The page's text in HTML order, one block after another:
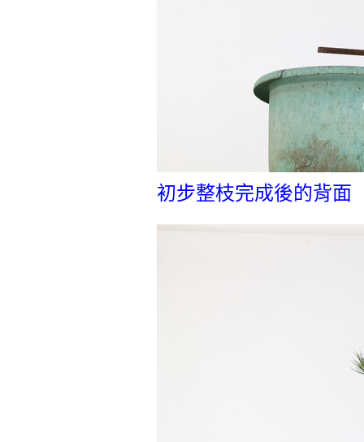
初步整枝完成後的背面